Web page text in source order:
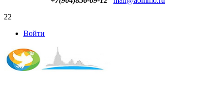
22
Войти